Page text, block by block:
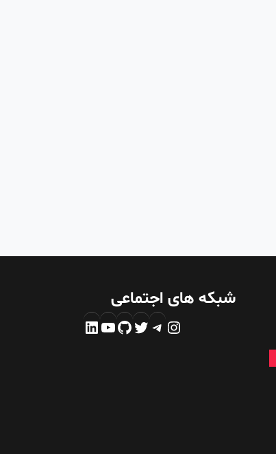
شبکه های اجتماعی
اینستاگرم
تلگرام
توییتر
گیت‌هاب
یوتیوب
لینکداین